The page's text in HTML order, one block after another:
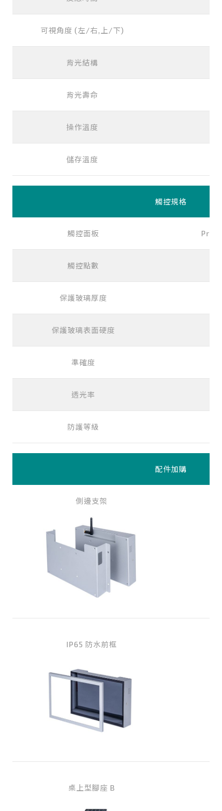
可視角度 (左/右,上/下)
背光結構
背光壽命
操作溫度
儲存溫度
觸控規格
觸控面板
觸控點數
保護玻璃厚度
保護玻璃表面硬度
準確度
透光率
防護等級
配件加購
側邊支架
IP65 防水前框
桌上型腳座 B